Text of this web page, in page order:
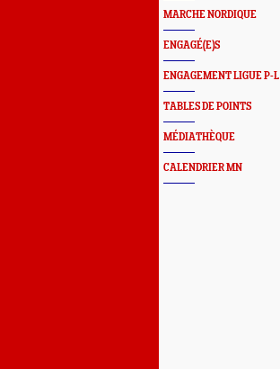
MARCHE NORDIQUE
ENGAGÉ(E)S
ENGAGEMENT LIGUE P-L
TABLES DE POINTS
MÉDIATHÈQUE
CALENDRIER MN